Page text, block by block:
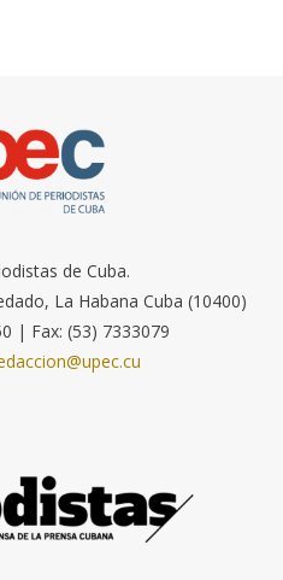
de Cuba.
La Habana Cuba (10400)
| Fax: (53) 7333079